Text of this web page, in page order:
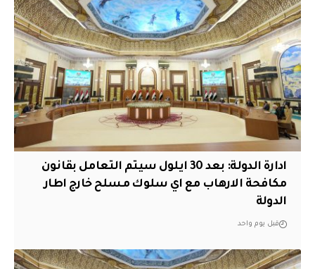
ادارة الدولة: بعد 30 ايلول سيتم التعامل بقانون
مكافحة الارهاب مع اي سلوك مسلح خارج اطار
الدولة
قبل يوم واحد